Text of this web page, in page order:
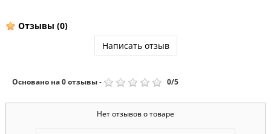
Отзывы (0)
Написать отзыв
Основано на0отзывы- 0/5
Нет отзывов о товаре